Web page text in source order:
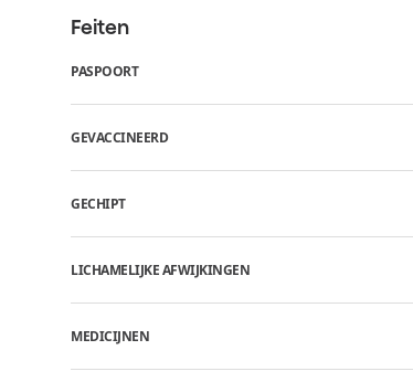
Feiten
PASPOORT
GEVACCINEERD
GECHIPT
LICHAMELIJKE AFWIJKINGEN
MEDICIJNEN